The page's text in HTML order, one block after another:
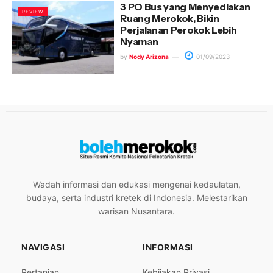
REVIEW
3 PO Bus yang Menyediakan
Ruang Merokok, Bikin
Perjalanan Perokok Lebih
Nyaman
by Nody Arizona 01/09/2023
Wadah informasi dan edukasi mengenai kedaulatan,
budaya, serta industri kretek di Indonesia. Melestarikan
warisan Nusantara.
NAVIGASI INFORMASI